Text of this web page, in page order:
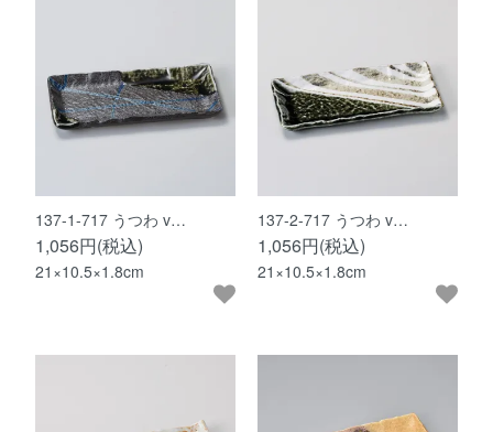
137-1-717 うつわ v…
1,056円(税込)
21×10.5×1.8cm
137-2-717 うつわ v…
1,056円(税込)
21×10.5×1.8cm